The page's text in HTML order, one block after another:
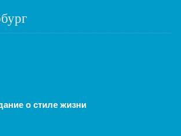
о стиле жизни